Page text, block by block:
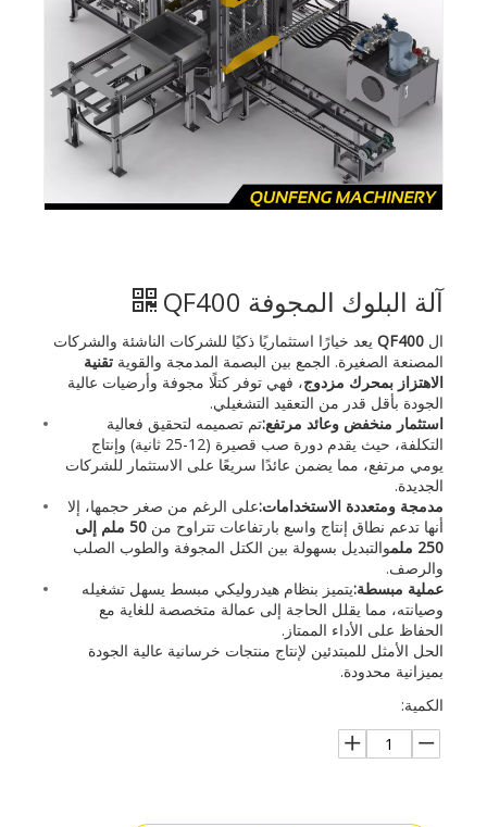
آلة البلوك المجوفة QF400
ال QF400 يعد خيارًا استثماريًا ذكيًا للشركات الناشئة والشركات
المصنعة الصغيرة. الجمع بين البصمة المدمجة والقوية تقنية
الاهتزاز بمحرك مزدوج، فهي توفر كتلًا مجوفة وأرضيات عالية
الجودة بأقل قدر من التعقيد التشغيلي.
استثمار منخفض وعائد مرتفع:تم تصميمه لتحقيق فعالية
التكلفة، حيث يقدم دورة صب قصيرة (12-25 ثانية) وإنتاج
يومي مرتفع، مما يضمن عائدًا سريعًا على الاستثمار للشركات
الجديدة.
مدمجة ومتعددة الاستخدامات:على الرغم من صغر حجمها، إلا
أنها تدعم نطاق إنتاج واسع بارتفاعات تتراوح من
50 ملم إلى
250 ملم
والتبديل بسهولة بين الكتل المجوفة والطوب الصلب
والرصف.
عملية مبسطة:يتميز بنظام هيدروليكي مبسط يسهل تشغيله
وصيانته، مما يقلل الحاجة إلى عمالة متخصصة للغاية مع
الحفاظ على الأداء الممتاز.
الحل الأمثل للمبتدئين لإنتاج منتجات خرسانية عالية الجودة
بميزانية محدودة.
الكمية: